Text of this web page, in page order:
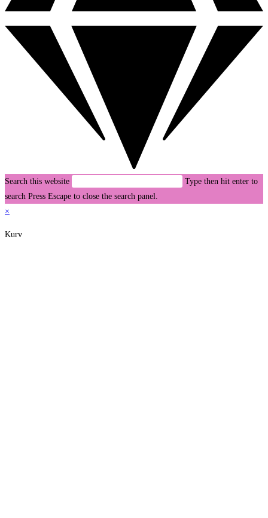
Search this website
Type then hit enter to
search Press Escape to close the search panel.
×
Kurv